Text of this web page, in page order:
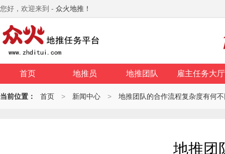
您好，欢迎来到 - 众火地推！
首页 地推员 地推团队 雇主任务大厅
当前位置： 首页 > 新闻中心 > 地推团队的合作流程复杂度有何
地推团